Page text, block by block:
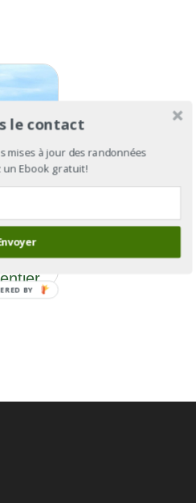
la
le
des
le contact
mises à jour des randonnées
un Ebook gratuit!
BY